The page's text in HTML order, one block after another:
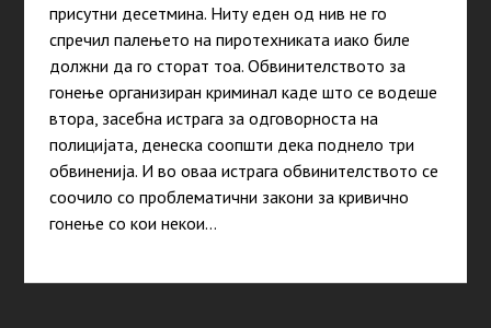
присутни десетмина. Ниту еден од нив не го
спречил палењето на пиротехниката иако биле
должни да го сторат тоа. Обвинителството за
гонење организиран криминал каде што се водеше
втора, засебна истрага за одговорноста на
полицијата, денеска соопшти дека поднело три
обвиненија. И во оваа истрага обвинителството се
соочило со проблематични закони за кривично
гонење со кои некои…